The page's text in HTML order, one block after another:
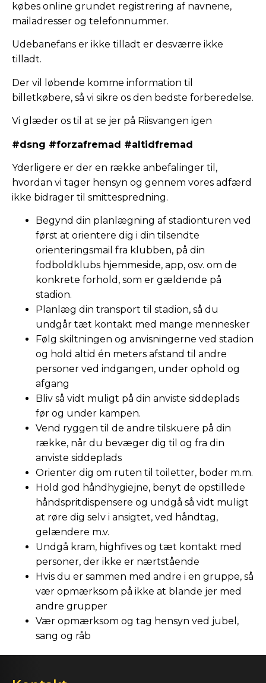
købes online grundet registrering af navnene,
mailadresser og telefonnummer.
Udebanefans er ikke tilladt er desværre ikke
tilladt.
Der vil løbende komme information til
billetkøbere, så vi sikre os den bedste forberedelse.
Vi glæder os til at se jer på Riisvangen igen
#dsng #forzafremad #altidfremad
Yderligere er der en række anbefalinger til,
hvordan vi tager hensyn og gennem vores adfærd
ikke bidrager til smittespredning.
Begynd din planlægning af stadionturen ved
først at orientere dig i din tilsendte
orienteringsmail fra klubben, på din
fodboldklubs hjemmeside, app, osv. om de
konkrete forhold, som er gældende på
stadion.
Planlæg din transport til stadion, så du
undgår tæt kontakt med mange mennesker
Følg skiltningen og anvisningerne ved stadion
og hold altid én meters afstand til andre
personer ved indgangen, under ophold og
afgang
Bliv så vidt muligt på din anviste siddeplads
før og under kampen.
Vend ryggen til de andre tilskuere på din
række, når du bevæger dig til og fra din
anviste siddeplads
Orienter dig om ruten til toiletter, boder m.m.
Hold god håndhygiejne, benyt de opstillede
håndspritdispensere og undgå så vidt muligt
at røre dig selv i ansigtet, ved håndtag,
gelændere m.v.
Undgå kram, highfives og tæt kontakt med
personer, der ikke er nærtstående
Hvis du er sammen med andre i en gruppe, så
vær opmærksom på ikke at blande jer med
andre grupper
Vær opmærksom og tag hensyn ved jubel,
sang og råb